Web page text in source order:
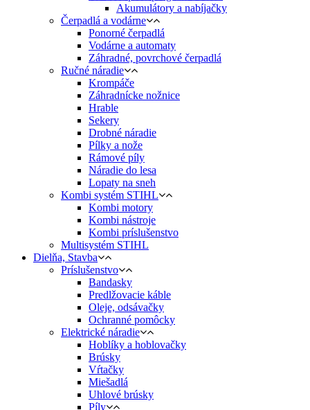
Akumulátory a nabíjačky
Čerpadlá a vodárne
Ponorné čerpadlá
Vodárne a automaty
Záhradné, povrchové čerpadlá
Ručné náradie
Krompáče
Záhradnícke nožnice
Hrable
Sekery
Drobné náradie
Pílky a nože
Rámové píly
Náradie do lesa
Lopaty na sneh
Kombi systém STIHL
Kombi motory
Kombi nástroje
Kombi príslušenstvo
Multisystém STIHL
Dielňa, Stavba
Príslušenstvo
Bandasky
Predlžovacie káble
Oleje, odsávačky
Ochranné pomôcky
Elektrické náradie
Hoblíky a hoblovačky
Brúsky
Vŕtačky
Miešadlá
Uhlové brúsky
Píly